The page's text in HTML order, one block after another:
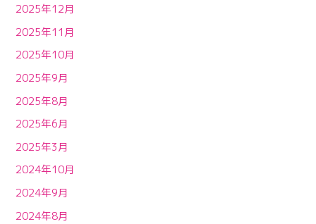
2025年12月
2025年11月
2025年10月
2025年9月
2025年8月
2025年6月
2025年3月
2024年10月
2024年9月
2024年8月